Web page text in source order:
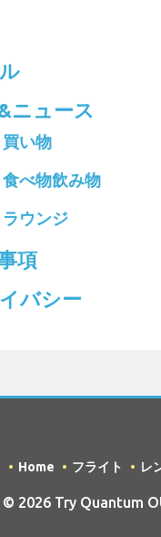
ニュース
買い物
食べ物飲み物
ラウンジ
項
バシー
Home フライト レ
© 2026 Try Quantum